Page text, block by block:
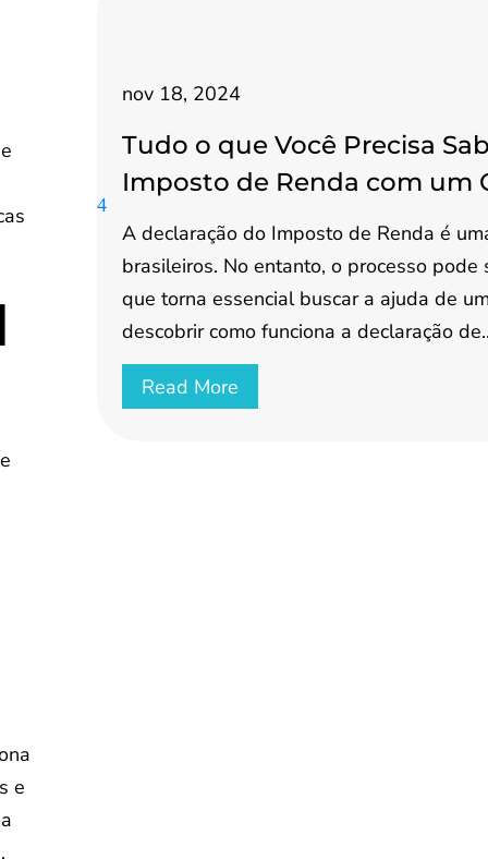
e
nov 18, 2024
Tudo o que Você Precisa
Imposto de Renda com um
A declaração do Imposto de Renda é
brasileiros. No entanto, o processo
que torna essencial buscar a ajuda de
descobrir como funciona a declaração
Read More